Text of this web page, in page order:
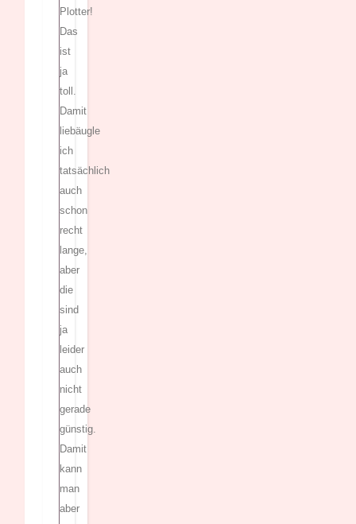
Plotter!
Das
ist
ja
toll.
Damit
liebäugle
ich
tatsächlich
auch
schon
recht
lange,
aber
die
sind
ja
leider
auch
nicht
gerade
günstig.
Damit
kann
man
aber